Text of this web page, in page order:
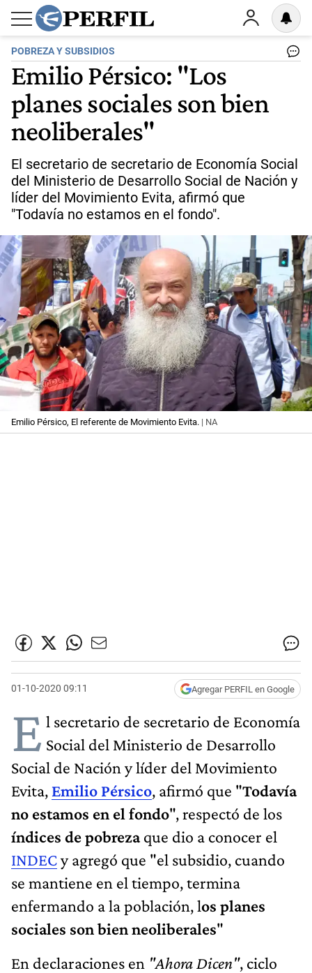
POBREZA Y SUBSIDIOS
Emilio Pérsico: "Los
planes sociales son bien
neoliberales"
El secretario de secretario de Economía Social
del Ministerio de Desarrollo Social de Nación y
líder del Movimiento Evita, afirmó que
"Todavía no estamos en el fondo".
Emilio Pérsico, El referente de Movimiento Evita. | NA
01-10-2020 09:11 Agregar PERFIL en Google
E l secretario de secretario de Economía
Social del Ministerio de Desarrollo
Social de Nación y líder del Movimiento
Evita, Emilio Pérsico, afirmó que "Todavía
no estamos en el fondo", respectó de los
índices de pobrezaque dio a conocer el
INDECy agregó que "el subsidio, cuando
se mantiene en el tiempo, termina
enfermando a la población, los planes
sociales son bien neoliberales"
En declaraciones en "Ahora Dicen", ciclo